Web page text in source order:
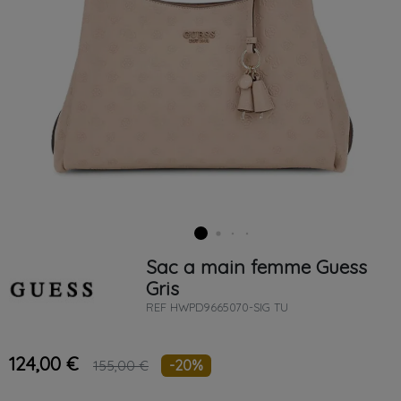
Sac a main femme Guess
Gris
REF HWPD9665070-SIG TU
124,00 € 155,00 € -20%